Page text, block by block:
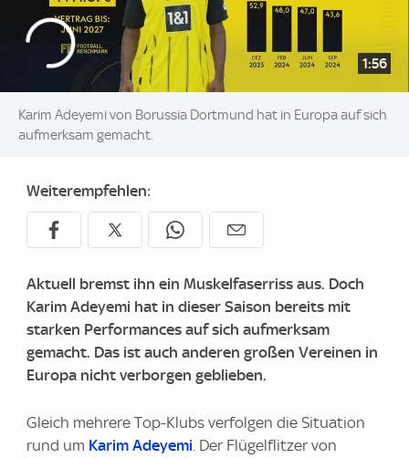
1:56
Karim Adeyemi von Borussia Dortmund hat in Europa auf sich
aufmerksam gemacht.
Weiterempfehlen:
Aktuell bremst ihn ein Muskelfaserriss aus. Doch
Karim Adeyemi hat in dieser Saison bereits mit
starken Performances auf sich aufmerksam
gemacht. Das ist auch anderen großen Vereinen in
Europa nicht verborgen geblieben.
Gleich mehrere Top-Klubs verfolgen die Situation
rund um Karim Adeyemi. Der Flügelflitzer von